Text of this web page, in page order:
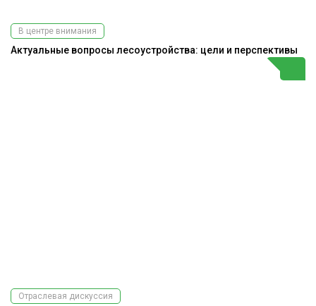
В центре внимания
Актуальные вопросы лесоустройства: цели и перспективы
Отраслевая дискуссия